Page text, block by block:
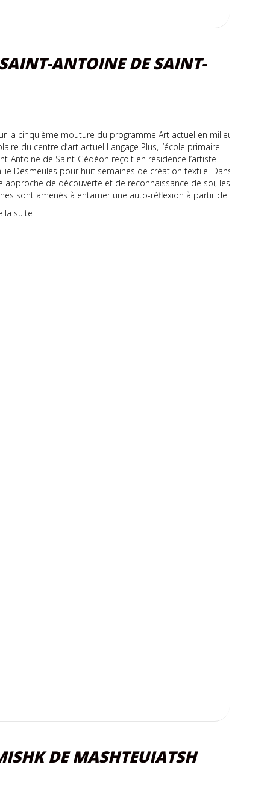
ANTOINE DE SAINT-
la cinquième mouture du programme Art actuel en milieu
du centre d’art actuel Langage Plus, l’école primaire
Antoine de Saint-Gédéon reçoit en résidence l’artiste
Desmeules pour huit semaines de création textile. Dans
approche de découverte et de reconnaissance de soi, les
sont amenés à entamer une auto-réflexion à partir de…
la suite
DE MASHTEUIATSH